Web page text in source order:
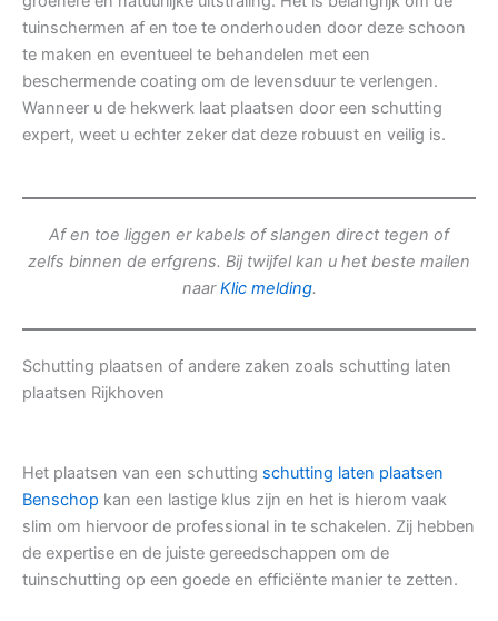
tuinschermen af en toe te onderhouden door deze schoon
te maken en eventueel te behandelen met een
beschermende coating om de levensduur te verlengen.
Wanneer u de hekwerk laat plaatsen door een schutting
expert, weet u echter zeker dat deze robuust en veilig is.
Af en toe liggen er kabels of slangen direct tegen of
zelfs binnen de erfgrens. Bij twijfel kan u het beste mailen
naarKlic melding.
Schutting plaatsen of andere zaken zoals schutting laten
plaatsen Rijkhoven
Het plaatsen van een schutting schutting laten plaatsen
Benschop kan een lastige klus zijn en het is hierom vaak
slim om hiervoor de professional in te schakelen. Zij hebben
de expertise en de juiste gereedschappen om de
tuinschutting op een goede en efficiënte manier te zetten.